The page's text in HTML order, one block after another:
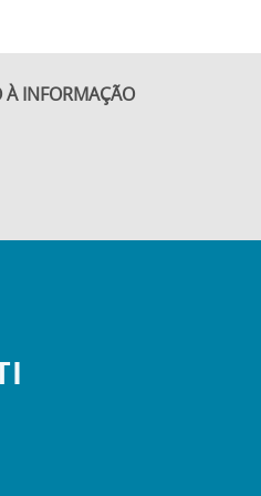
À INFORMAÇÃO